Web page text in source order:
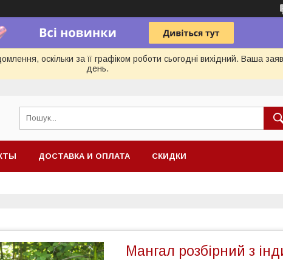
оскільки за її графіком роботи сьогодні вихідний. Ваша
день.
ДОСТАВКА И ОПЛАТА СКИДКИ
Мангал розбірний з